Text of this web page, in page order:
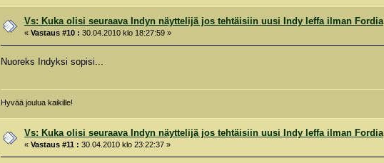
Vs: Kuka olisi seuraava Indyn näyttelijä jos tehtäisiin uusi Indy leffa ilman Fordia
« Vastaus #10 : 30.04.2010 klo 18:27:59 »
Nuoreks Indyksi sopisi...
Hyvää joulua kaikille!
Vs: Kuka olisi seuraava Indyn näyttelijä jos tehtäisiin uusi Indy leffa ilman Fordia
« Vastaus #11 : 30.04.2010 klo 23:22:37 »